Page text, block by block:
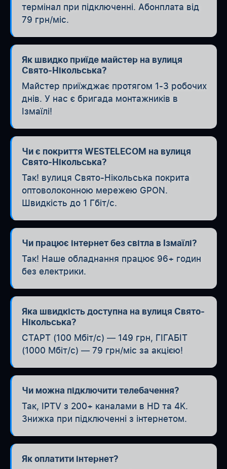
термінал при підключенні. Абонплата від
79 грн/міс.
Як швидко приїде майстер на вулиця
Свято-Нікольська?
Майстер приїжджає протягом 1-3 робочих
днів. У нас є бригада монтажників в
Ізмаїлі!
Чи є покриття WESTELECOM на вулиця
Свято-Нікольська?
Так! вулиця Свято-Нікольська покрита
оптоволоконною мережею GPON.
Швидкість до 1 Гбіт/с.
Чи працює інтернет без світла в Ізмаїлі?
Так! Наше обладнання працює 96+ годин
без електрики.
Яка швидкість доступна на вулиця Свято-
Нікольська?
СТАРТ (100 Мбіт/с) — 149 грн, ГІГАБІТ
(1000 Мбіт/с) — 79 грн/міс за акцією!
Чи можна підключити телебачення?
Так, IPTV з 200+ каналами в HD та 4K.
Знижка при підключенні з інтернетом.
Як оплатити інтернет?